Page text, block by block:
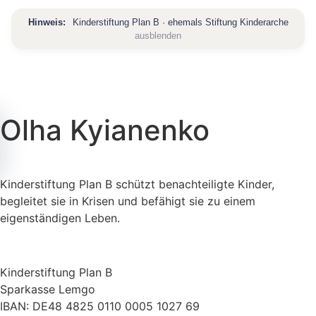
Hinweis:
Kinderstiftung Plan B · ehemals Stiftung Kinderarche
ausblenden
Olha Kyianenko
Kinderstiftung Plan B schützt benachteiligte Kinder,
begleitet sie in Krisen und befähigt sie zu einem
eigenständigen Leben.
Kinderstiftung Plan B
Sparkasse Lemgo
IBAN: DE48 4825 0110 0005 1027 69